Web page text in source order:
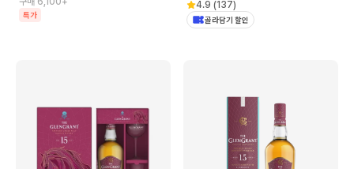
특가
4.9 (137)
골라담기 할인